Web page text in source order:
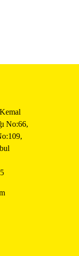
No:66,